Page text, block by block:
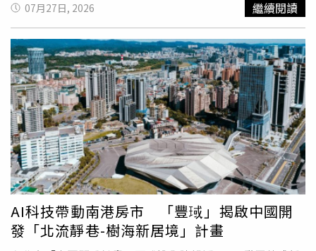
向審慎、穩健承作。信用管制有效降溫 短期炒作買盤退場
大家房屋企劃研究室公關襄理賴志昶分析，央行近幾波信用
管制，已有效抑制短期炒作風氣，讓過去跟風進場、高槓桿
操作或期待短期轉售獲利的買盤逐漸淡出，也使不動產貸款
集中度明顯下降。從市場結構來看，信用管制並非讓所有購
屋需求消失，而是提高多屋族及投資型買方的資金門檻，使
資金與需求重新分流。短期投機需求降溫後，市場逐步回到
以首購、自住、換屋及長期持有需求為主的交易格局。張旭
嵐指出，目前市場並非沒有買方，而是從過去追價、搶進的
熱絡狀態，逐漸轉向以自住需求為核心的理性交易。首購族
仍有成家需求，換屋族也有改善居住品質的實際需要，成為
現階段支撐市場的重要力量。近年最大交屋潮 撐住房貸餘
額續增針對不動產貸款餘額仍緩步上升，賴志昶分析，主因
之一是2020年正值房市多頭，當時大量預售建案進場銷
地產重回資金視野李同榮分析，台股歷經一波漲勢後，近期
進入高檔震盪格局，短線操作難度提高，不少投資人開始調
整資產配置，提高現金比重，等待下一波布局機會。他認
為，股市波動升高後，不動產相對具備保值及長期持有特
性，可望重新成為資金關注焦點。房價修正 自住買盤重新
評估進場此外，他指出，房市歷經信用管制與高利率環境影
響，交易量已率先降溫，部分區域房價也逐步出現修正，讓
先前因價格過高而暫緩購屋的首購族與換屋族，開始重新評
估進場時機。若市場持續修正，加上政策預期不再持續加
壓，將有助於提升購屋信心。房市走向分化 基本面決定勝
負李同榮認為，未來房市不會全面反彈，而是進一步走向
「強者恆強、弱者續弱」的分化格局。具備產業發展、人口
移入、重大建設、交通便利及生活機能成熟等條件的區域，
將較有機會吸引資金進駐；相對基本面較弱的區域，價格仍
07月27日, 2026 繼續閱讀
AI科技帶動南港房市 「豐琙」揭啟中國開
發「北流靜巷-樹海新居境」計畫